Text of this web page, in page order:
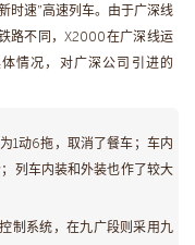
时速”高速列车。由于广深线
路不同，X2000在广深线运
情况，对广深公司引进的
1动6拖，取消了餐车；车内
列车内装和外装也作了较大
制系统，在九广段则采用九